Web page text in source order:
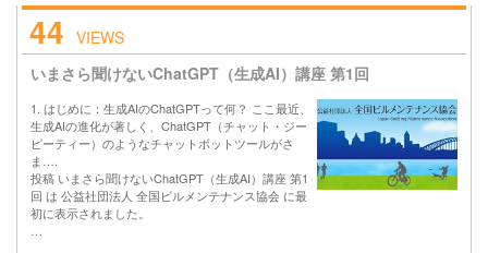
44 VIEWS
いまさら聞けないChatGPT（生成AI）講座 第1回
1. はじめに：生成AIのChatGPTって何？ ここ最近、
生成AIの進化が著しく、ChatGPT（チャット・ジー
ピーティー）のようなチャットボットツールがさ
ま….
投稿 いまさら聞けないChatGPT（生成AI）講座 第1
回 は 公益社団法人 全国ビルメンテナンス協会 に最
初に表示されました。